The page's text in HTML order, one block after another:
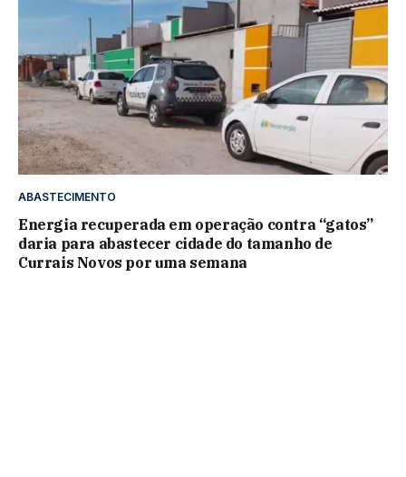
ABASTECIMENTO
Energia recuperada em operação contra “gatos”
daria para abastecer cidade do tamanho de
Currais Novos por uma semana